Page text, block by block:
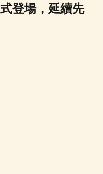
登場，延續先